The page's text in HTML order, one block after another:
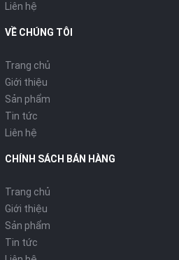
Liên hệ
VỀ CHÚNG TÔI
Trang chủ
Giới thiệu
Sản phẩm
Tin tức
Liên hệ
CHÍNH SÁCH BÁN HÀNG
Trang chủ
Giới thiệu
Sản phẩm
Tin tức